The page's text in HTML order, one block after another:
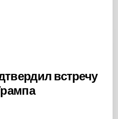
встречу